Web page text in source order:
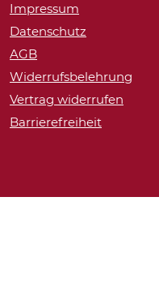
Impressum
Datenschutz
AGB
Widerrufsbelehrung
Vertrag widerrufen
Barrierefreiheit